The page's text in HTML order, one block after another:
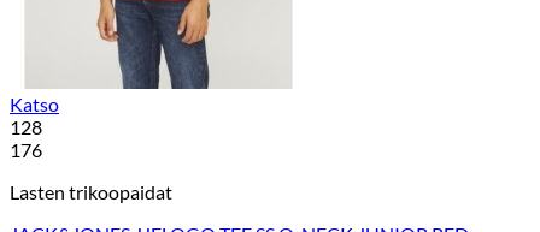
Katso
128
176
Lasten trikoopaidat